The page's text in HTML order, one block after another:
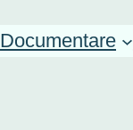
Documentare